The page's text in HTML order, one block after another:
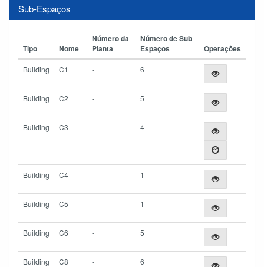
Sub-Espaços
Tipo Nome
Número da
Planta
Número de Sub
Espaços
Operações
Building C1 - 6
Building C2 - 5
Building C3 - 4
Building C4 - 1
Building C5 - 1
Building C6 - 5
Building C8 - 6